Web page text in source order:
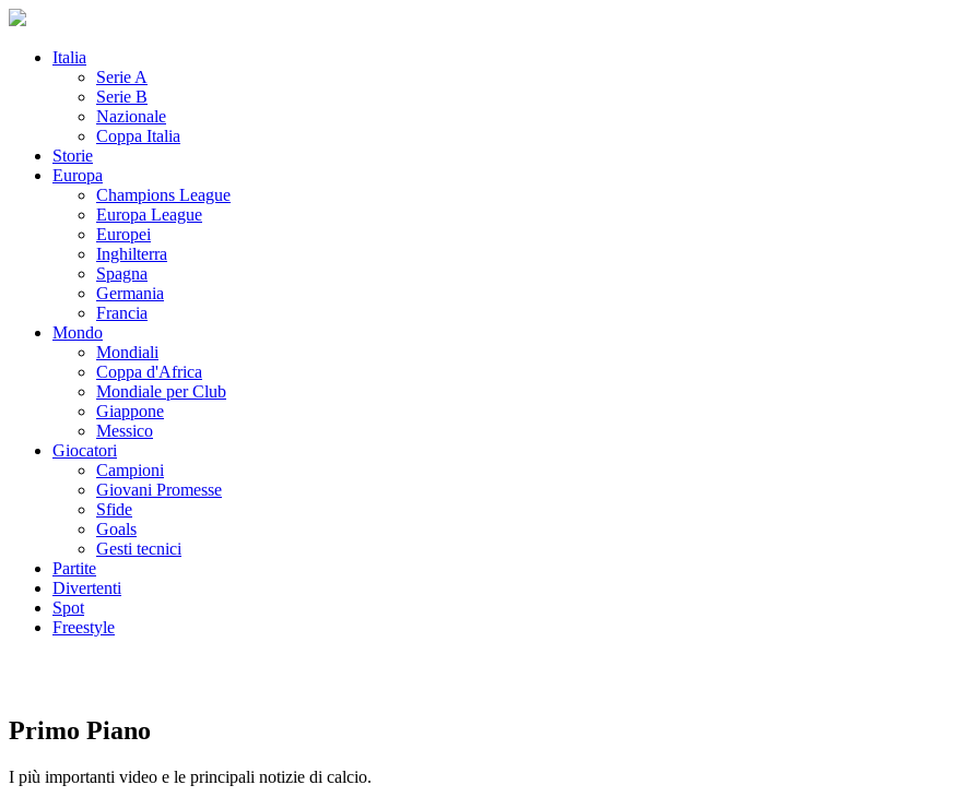
Italia
Serie A
Serie B
Nazionale
Coppa Italia
Storie
Europa
Champions League
Europa League
Europei
Inghilterra
Spagna
Germania
Francia
Mondo
Mondiali
Coppa d'Africa
Mondiale per Club
Giappone
Messico
Giocatori
Campioni
Giovani Promesse
Sfide
Goals
Gesti tecnici
Partite
Divertenti
Spot
Freestyle
Primo Piano
I più importanti video e le principali notizie di calcio.